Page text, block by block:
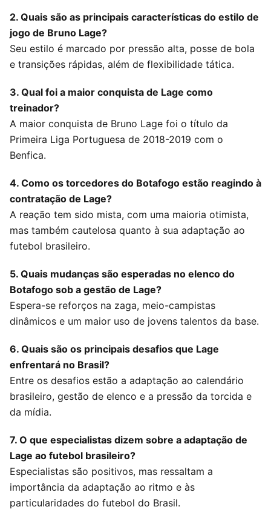
2. Quais são as principais características do estilo de
jogo de Bruno Lage?
Seu estilo é marcado por pressão alta, posse de bola
e transições rápidas, além de flexibilidade tática.
3. Qual foi a maior conquista de Lage como
treinador?
A maior conquista de Bruno Lage foi o título da
Primeira Liga Portuguesa de 2018-2019 com o
Benfica.
4. Como os torcedores do Botafogo estão reagindo à
contratação de Lage?
A reação tem sido mista, com uma maioria otimista,
mas também cautelosa quanto à sua adaptação ao
futebol brasileiro.
5. Quais mudanças são esperadas no elenco do
Botafogo sob a gestão de Lage?
Espera-se reforços na zaga, meio-campistas
dinâmicos e um maior uso de jovens talentos da base.
6. Quais são os principais desafios que Lage
enfrentará no Brasil?
Entre os desafios estão a adaptação ao calendário
brasileiro, gestão de elenco e a pressão da torcida e
da mídia.
7. O que especialistas dizem sobre a adaptação de
Lage ao futebol brasileiro?
Especialistas são positivos, mas ressaltam a
importância da adaptação ao ritmo e às
particularidades do futebol do Brasil.